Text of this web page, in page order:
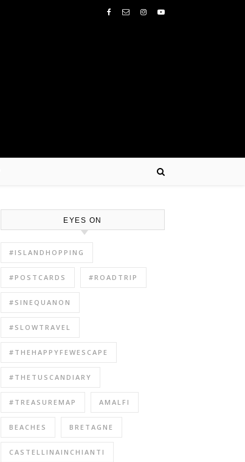
EYES ON
#ISLANDHOPPING
#POSTCARDS #ROADTRIP
#SINEQUANON
#SLOWTRAVEL
#THEHAPPYFEWESCAPE
#THETUSCANDIARY
#TREASUREMAP AMALFI
BEACHES BRETAGNE
CASTELLINAINCHIANTI